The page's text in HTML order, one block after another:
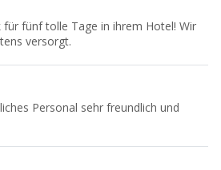
für fünf tolle Tage in ihrem Hotel! Wir
versorgt.
Personal sehr freundlich und